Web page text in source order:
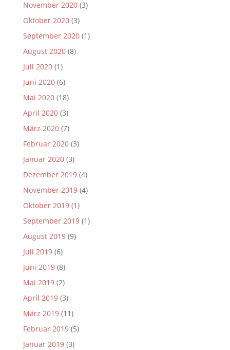
November 2020(3)
Oktober 2020(3)
September 2020(1)
August 2020(8)
Juli 2020(1)
Juni 2020(6)
Mai 2020(18)
April 2020(3)
März 2020(7)
Februar 2020(3)
Januar 2020(3)
Dezember 2019(4)
November 2019(4)
Oktober 2019(1)
September 2019(1)
August 2019(9)
Juli 2019(6)
Juni 2019(8)
Mai 2019(2)
April 2019(3)
März 2019(11)
Februar 2019(5)
Januar 2019(3)